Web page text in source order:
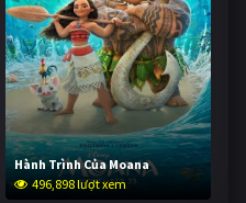
Hành Trình Của Moana
496,898 lượt xem